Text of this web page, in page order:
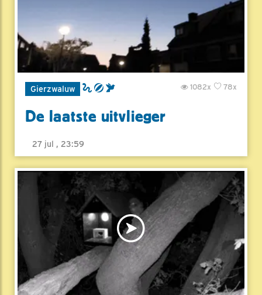
Gierzwaluw 78x
1082x
De laatste uitvlieger
27 jul , 23:59